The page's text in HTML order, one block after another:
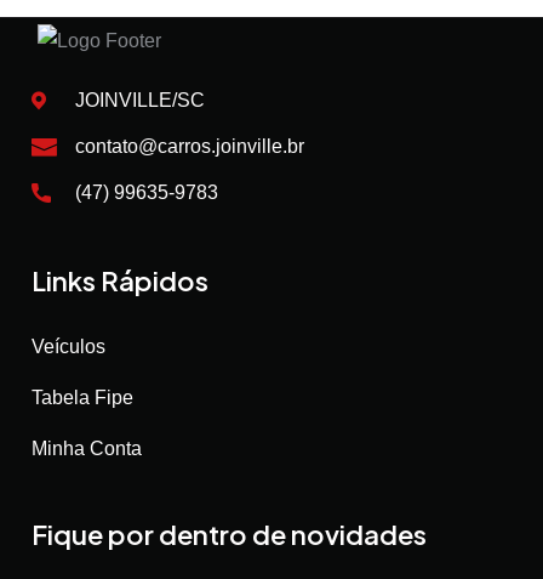
JOINVILLE/SC
contato@carros.joinville.br
(47) 99635-9783
Links Rápidos
Veículos
Tabela Fipe
Minha Conta
Fique por dentro de novidades